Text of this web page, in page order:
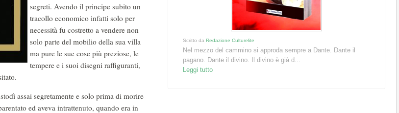
segreti. Avendo il principe subito un
tracollo economico infatti solo per
necessità fu costretto a vendere non
solo parte del mobilio della sua villa
ma pure le sue cose più preziose, le
tempere e i suoi disegni raffiguranti,
assai segretamente e solo prima di morire
ed aveva intrattenuto, quando era in
Scritto daRedazione Culturelite
Nel mezzo del cammino si approda sempre a Dante. Dante il
pagano. Dante il divino. Il divino è già d...
Leggi tutto